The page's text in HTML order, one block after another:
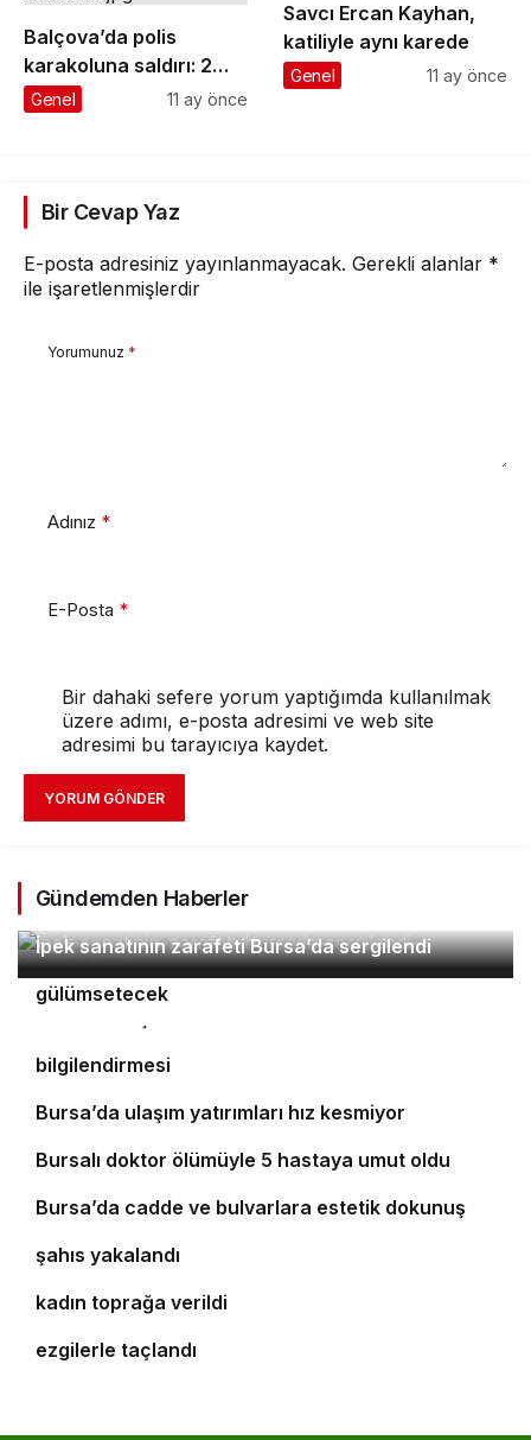
Balçova’da polis
karakoluna saldırı: 2
şehit, 1 yaralı
Genel 11 ay önce
Savcı Ercan Kayhan,
katiliyle aynı karede
Genel 11 ay önce
Bir Cevap Yaz
E-posta adresiniz yayınlanmayacak. Gerekli alanlar *
ile işaretlenmişlerdir
Yorumunuz *
Adınız *
E-Posta *
Bir dahaki sefere yorum yaptığımda kullanılmak
üzere adımı, e-posta adresimi ve web site
adresimi bu tarayıcıya kaydet.
YORUM GÖNDER
Gündemden Haberler
İpek sanatının zarafeti Bursa’da sergilendi
Orhaneli’nin turizm potansiyeli Bursa’yı
gülümsetecek
3
4
Bursa’da öğrencilere polislik tanıtımı ve güvenlik
bilgilendirmesi
5
Bursa’da ulaşım yatırımları hız kesmiyor
6
Bursalı doktor ölümüyle 5 hastaya umut oldu
7
Bursa’da cadde ve bulvarlara estetik dokunuş
Bursa’da 25 yıl kesinleşmiş hapis cezası bulunan
şahıs yakalandı
Bursa’daki silahlı saldırıda ölen güzellik uzmanı
kadın toprağa verildi
‘Osmangazi Ramazan Sokağı’ huzur veren
ezgilerle taçlandı